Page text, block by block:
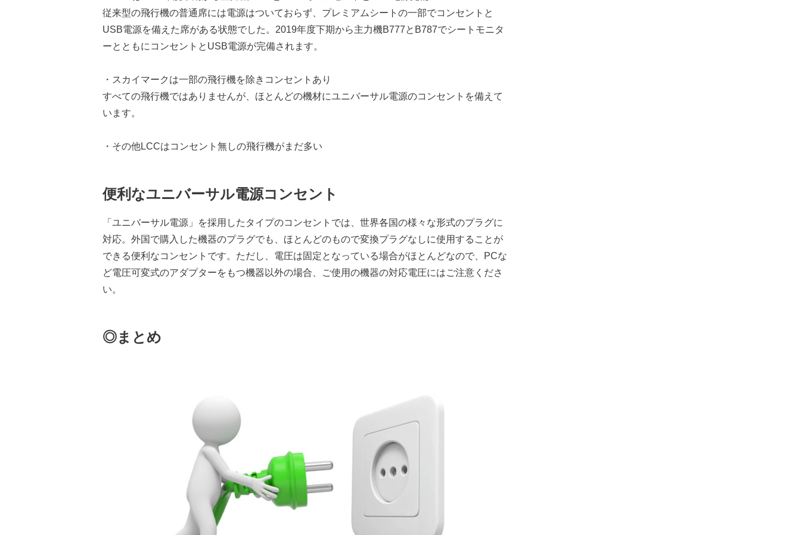
従来型の飛行機の普通席には電源はついておらず、プレミアムシートの一部でコンセントと
USB電源を備えた席がある状態でした。2019年度下期から主力機B777とB787でシートモニタ
ーとともにコンセントとUSB電源が完備されます。
・スカイマークは一部の飛行機を除きコンセントあり
すべての飛行機ではありませんが、ほとんどの機材にユニバーサル電源のコンセントを備えて
います。
・その他LCCはコンセント無しの飛行機がまだ多い
便利なユニバーサル電源コンセント
「ユニバーサル電源」を採用したタイプのコンセントでは、世界各国の様々な形式のプラグに
対応。外国で購入した機器のプラグでも、ほとんどのもので変換プラグなしに使用することが
できる便利なコンセントです。ただし、電圧は固定となっている場合がほとんどなので、PCな
ど電圧可変式のアダプターをもつ機器以外の場合、ご使用の機器の対応電圧にはご注意くださ
い。
◎まとめ